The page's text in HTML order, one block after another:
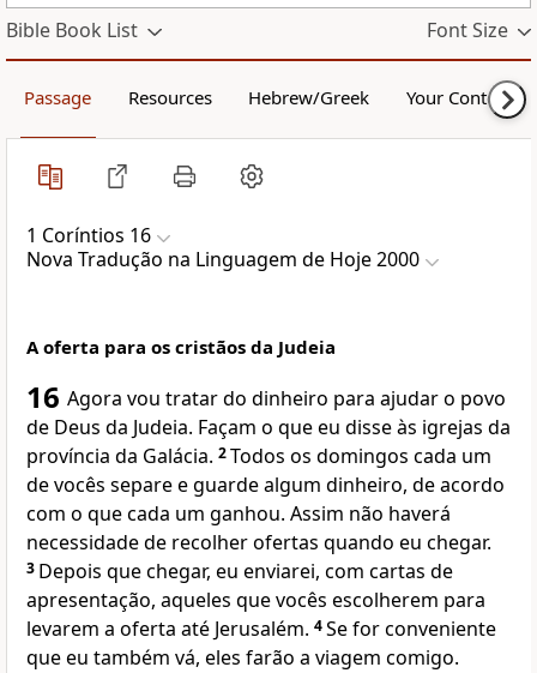
Bible Book List Font Size
Passage Resources Hebrew/Greek Your Content
1 Coríntios 16
Nova Traduҫão na Linguagem de Hoje 2000
A oferta para os cristãos da Judeia
16 Agora vou tratar do dinheiro para ajudar o povo
de Deus da Judeia. Façam o que eu disse às igrejas da
província da Galácia. 2Todos os domingos cada um
de vocês separe e guarde algum dinheiro, de acordo
com o que cada um ganhou. Assim não haverá
necessidade de recolher ofertas quando eu chegar.
3 Depois que chegar, eu enviarei, com cartas de
apresentação, aqueles que vocês escolherem para
levarem a oferta até Jerusalém. 4Se for conveniente
que eu também vá, eles farão a viagem comigo.